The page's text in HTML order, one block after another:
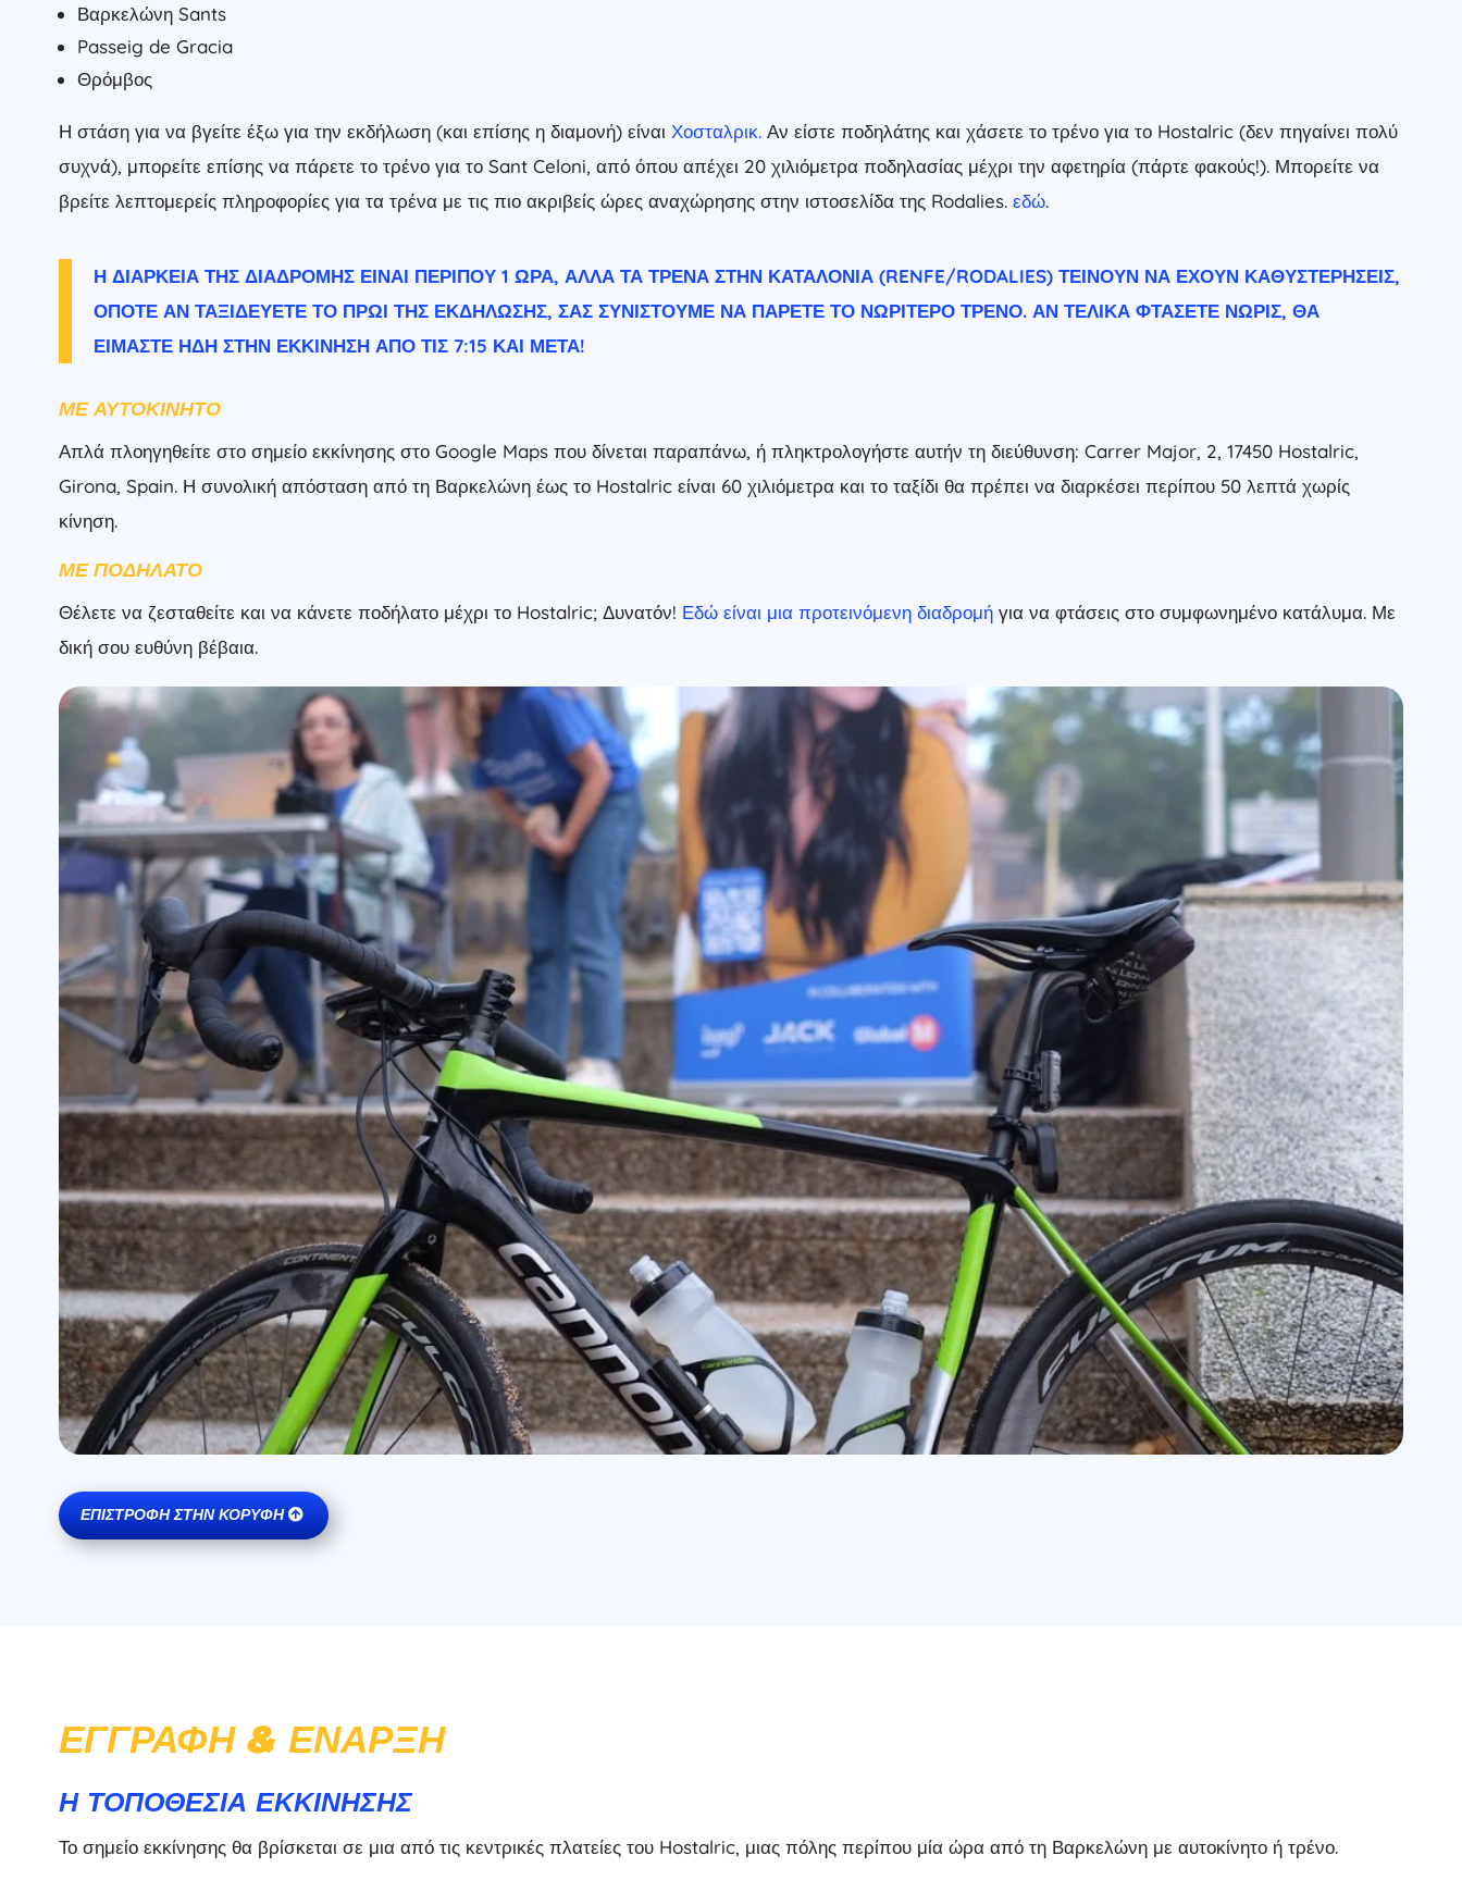
Βαρκελώνη Sants
Passeig de Gracia
Θρόμβος
Η στάση για να βγείτε έξω για την εκδήλωση (και επίσης η διαμονή) είναι Χοσταλρικ.Αν είστε ποδηλάτης και χάσετε το τρένο για το Hostalric (δεν πηγαίνει πολύ
συχνά), μπορείτε επίσης να πάρετε το τρένο για το Sant Celoni, από όπου απέχει 20 χιλιόμετρα ποδηλασίας μέχρι την αφετηρία (πάρτε φακούς!). Μπορείτε να
βρείτε λεπτομερείς πληροφορίες για τα τρένα με τις πιο ακριβείς ώρες αναχώρησης στην ιστοσελίδα της Rodalies. εδώ.
Η ΔΙΆΡΚΕΙΑ ΤΗΣ ΔΙΑΔΡΟΜΉΣ ΕΊΝΑΙ ΠΕΡΊΠΟΥ 1 ΏΡΑ, ΑΛΛΆ ΤΑ ΤΡΈΝΑ ΣΤΗΝ ΚΑΤΑΛΟΝΊΑ (RENFE/RODALIES) ΤΕΊΝΟΥΝ ΝΑ ΈΧΟΥΝ ΚΑΘΥΣΤΕΡΉΣΕΙΣ,
ΟΠΌΤΕ ΑΝ ΤΑΞΙΔΕΎΕΤΕ ΤΟ ΠΡΩΊ ΤΗΣ ΕΚΔΉΛΩΣΗΣ, ΣΑΣ ΣΥΝΙΣΤΟΎΜΕ ΝΑ ΠΆΡΕΤΕ ΤΟ ΝΩΡΊΤΕΡΟ ΤΡΈΝΟ. ΑΝ ΤΕΛΙΚΆ ΦΤΆΣΕΤΕ ΝΩΡΊΣ, ΘΑ
ΕΊΜΑΣΤΕ ΉΔΗ ΣΤΗΝ ΕΚΚΊΝΗΣΗ ΑΠΌ ΤΙΣ 7:15 ΚΑΙ ΜΕΤΆ!
ΜΕ ΑΥΤΟΚΊΝΗΤΟ
Απλά πλοηγηθείτε στο σημείο εκκίνησης στο Google Maps που δίνεται παραπάνω, ή πληκτρολογήστε αυτήν τη διεύθυνση: Carrer Major, 2, 17450 Hostalric,
Girona, Spain. Η συνολική απόσταση από τη Βαρκελώνη έως το Hostalric είναι 60 χιλιόμετρα και το ταξίδι θα πρέπει να διαρκέσει περίπου 50 λεπτά χωρίς
κίνηση.
ΜΕ ΠΟΔΉΛΑΤΟ
Θέλετε να ζεσταθείτε και να κάνετε ποδήλατο μέχρι το Hostalric; Δυνατόν! Εδώ είναι μια προτεινόμενη διαδρομήγια να φτάσεις στο συμφωνημένο κατάλυμα. Με
δική σου ευθύνη βέβαια.
ΕΠΙΣΤΡΟΦΉ ΣΤΗΝ ΚΟΡΥΦΉ
ΕΓΓΡΑΦΉ & ΈΝΑΡΞΗ
Η ΤΟΠΟΘΕΣΙΑ ΕΚΚΙΝΗΣΗΣ
Το σημείο εκκίνησης θα βρίσκεται σε μια από τις κεντρικές πλατείες του Hostalric, μιας πόλης περίπου μία ώρα από τη Βαρκελώνη με αυτοκίνητο ή τρένο.